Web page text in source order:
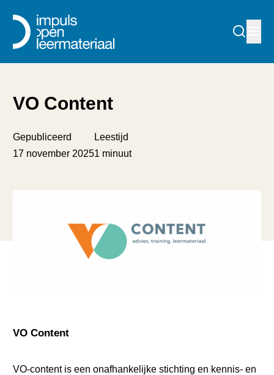
VO Content
Gepubliceerd
17 november 2025
Leestijd
1 minuut
VO Content
VO-content is een onafhankelijke stichting en kennis- en